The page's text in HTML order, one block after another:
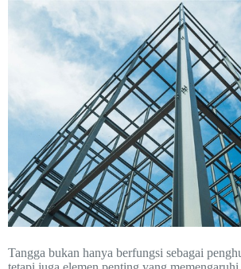
Tangga bukan hanya berfungsi sebagai